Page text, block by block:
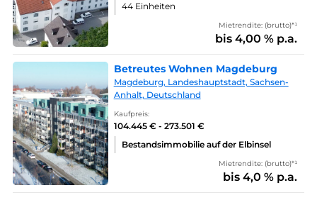
44 Einheiten
Mietrendite: (brutto)*¹
bis 4,00 % p.a.
Betreutes Wohnen Magdeburg
Magdeburg, Landeshauptstadt, Sachsen-
Anhalt, Deutschland
Kaufpreis:
104.445 € - 273.501 €
Bestandsimmobilie auf der Elbinsel
Mietrendite: (brutto)*¹
bis 4,0 % p.a.